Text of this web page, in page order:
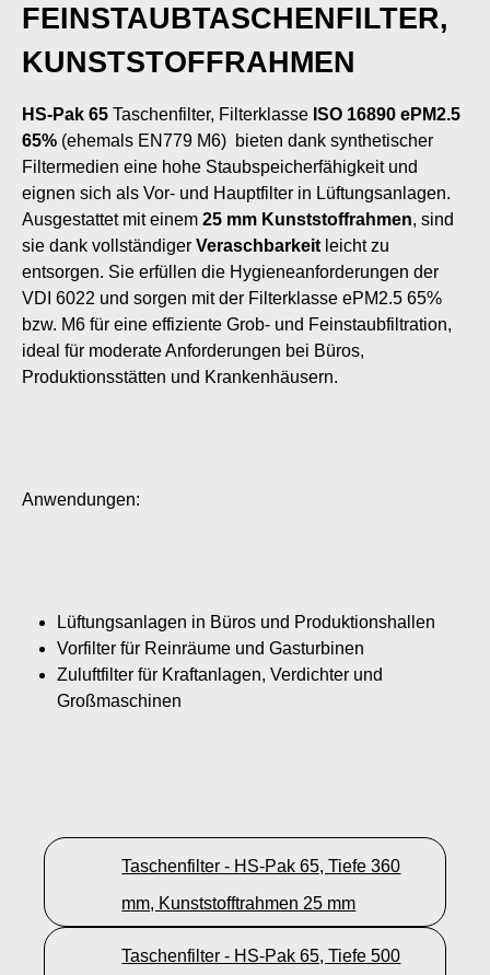
FEINSTAUBTASCHENFILTER,
KUNSTSTOFFRAHMEN
HS-Pak 65 Taschenfilter, Filterklasse ISO 16890 ePM2.5
65% (ehemals EN779 M6) bieten dank synthetischer
Filtermedien eine hohe Staubspeicherfähigkeit und
eignen sich als Vor- und Hauptfilter in Lüftungsanlagen.
Ausgestattet mit einem 25 mm Kunststoffrahmen, sind
sie dank vollständiger Veraschbarkeit leicht zu
entsorgen. Sie erfüllen die Hygieneanforderungen der
VDI 6022 und sorgen mit der Filterklasse ePM2.5 65%
bzw. M6 für eine effiziente Grob- und Feinstaubfiltration,
ideal für moderate Anforderungen bei Büros,
Produktionsstätten und Krankenhäusern.
Anwendungen:
Lüftungsanlagen in Büros und Produktionshallen
Vorfilter für Reinräume und Gasturbinen
Zuluftfilter für Kraftanlagen, Verdichter und
Großmaschinen
Taschenfilter - HS-Pak 65, Tiefe 360
mm, Kunststofftrahmen 25 mm
Taschenfilter - HS-Pak 65, Tiefe 500